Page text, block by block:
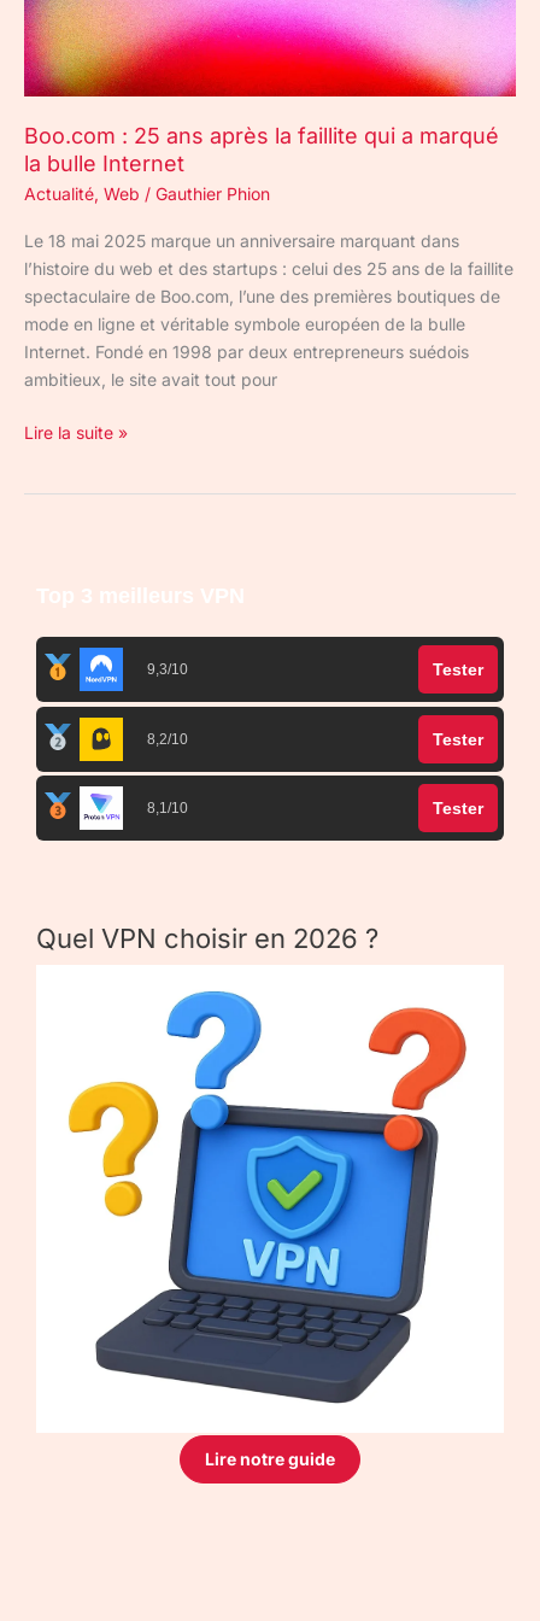
Boo.com : 25 ans après la faillite qui a marqué
la bulle Internet
Actualité, Web / Gauthier Phion
Le 18 mai 2025 marque un anniversaire marquant dans
l’histoire du web et des startups : celui des 25 ans de la faillite
spectaculaire de Boo.com, l’une des premières boutiques de
mode en ligne et véritable symbole européen de la bulle
Internet. Fondé en 1998 par deux entrepreneurs suédois
ambitieux, le site avait tout pour
qui
a
marqué
bulle
Internet
Lire la suite »
Top 3 meilleurs VPN
9,3/10 Tester
8,2/10 Tester
8,1/10 Tester
Quel VPN choisir en 2026 ?
Lire notre guide